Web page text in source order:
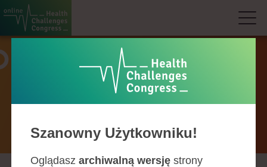
Prelegenci
Szanowny Użytkowniku!
Oglądasz archiwalną wersję strony